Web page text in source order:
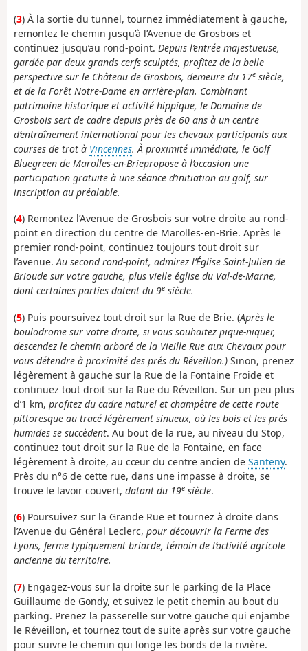
(3) À la sortie du tunnel, tournez immédiatement à gauche,
remontez le chemin jusqu’à l’Avenue de Grosbois et
continuez jusqu’au rond-point. Depuis l’entrée majestueuse,
gardée par deux grands cerfs sculptés, profitez de la belle
perspective sur le Château de Grosbois, demeure du 17e siècle,
et de la Forêt Notre-Dame en arrière-plan. Combinant
patrimoine historique et activité hippique, le Domaine de
Grosbois sert de cadre depuis près de 60 ans à un centre
d’entraînement international pour les chevaux participants aux
courses de trot à Vincennes. À proximité immédiate, le Golf
Bluegreen de Marolles-en-Briepropose à l’occasion une
participation gratuite à une séance d’initiation au golf, sur
inscription au préalable.
(4) Remontez l’Avenue de Grosbois sur votre droite au rond-
point en direction du centre de Marolles-en-Brie. Après le
premier rond-point, continuez toujours tout droit sur
l’avenue.Au second rond-point, admirez l’Église Saint-Julien de
Brioude sur votre gauche, plus vielle église du Val-de-Marne,
dont certaines parties datent du 9e siècle.
(5) Puis poursuivez tout droit sur la Rue de Brie. (Après le
boulodrome sur votre droite, si vous souhaitez pique-niquer,
descendez le chemin arboré de la Vieille Rue aux Chevaux pour
vous détendre à proximité des prés du Réveillon.) Sinon, prenez
légèrement à gauche sur la Rue de la Fontaine Froide et
continuez tout droit sur la Rue du Réveillon. Sur un peu plus
d’1 km, profitez du cadre naturel et champêtre de cette route
pittoresque au tracé légèrement sinueux, où les bois et les prés
humides se succèdent. Au bout de la rue, au niveau du Stop,
continuez tout droit sur la Rue de la Fontaine, en face
légèrement à droite, au cœur du centre ancien de Santeny.
Près du n°6 de cette rue, dans une impasse à droite, se
trouve le lavoir couvert, datant du 19e siècle.
(6) Poursuivez sur la Grande Rue et tournez à droite dans
l’Avenue du Général Leclerc, pour découvrir la Ferme des
Lyons, ferme typiquement briarde, témoin de l’activité agricole
ancienne du territoire.
(7) Engagez-vous sur la droite sur le parking de la Place
Guillaume de Gondy, et suivez le petit chemin au bout du
parking. Prenez la passerelle sur votre gauche qui enjambe
le Réveillon, et tournez tout de suite après sur votre gauche
pour suivre le chemin qui longe les bords de la rivière.